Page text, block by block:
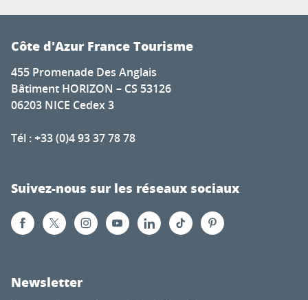
Côte d'Azur France Tourisme
455 Promenade Des Anglais
Bâtiment HORIZON – CS 53126
06203 NICE Cedex 3
Tél : +33 (0)4 93 37 78 78
Suivez-nous sur les réseaux sociaux
Newsletter